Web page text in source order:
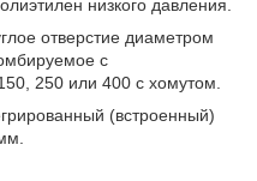
низкого давления.
отверстие диаметром
с
250 или 400 с хомутом.
(встроенный)